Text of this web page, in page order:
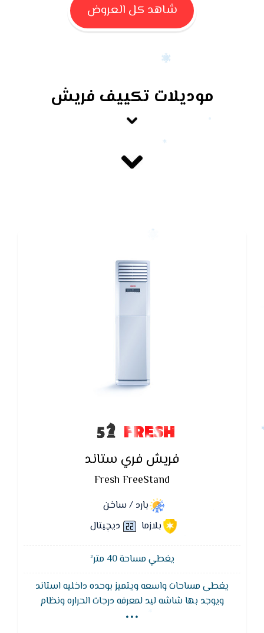
شاهد كل العروض
موديلات تكييف فريش
FRESH
فريش فري ستاند
Fresh FreeStand
بارد / ساخن
بلازما
ديچيتال
يغطي مساحة 40 متر²
يغطى مساحات واسعه ويتميز بوحده داخليه استاند
ويوجد بها شاشه ليد لمعرفه درجات الحراره ونظام
التشغيل وتعمل بقوه دفع الهواء البارد للوصول الى ابعد
...